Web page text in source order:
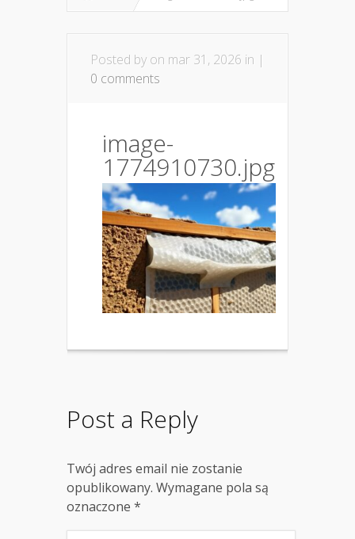
Posted by on mar 31, 2026 in |
0 comments
image-
1774910730.jpg
Post a Reply
Twój adres email nie zostanie
opublikowany. Wymagane pola są
oznaczone *